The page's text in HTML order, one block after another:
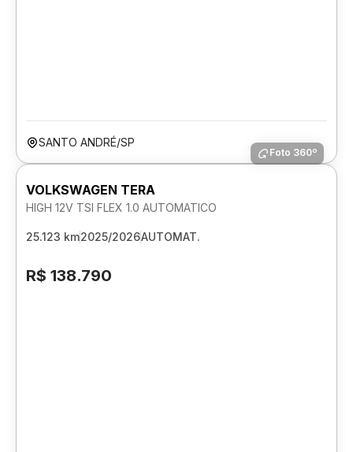
SANTO ANDRÉ/SP
Foto 360º
VOLKSWAGEN TERA
HIGH 12V TSI FLEX 1.0 AUTOMATICO
25.123 km2025/2026AUTOMAT.
R$ 138.790